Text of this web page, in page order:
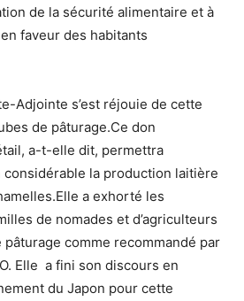
de la sécurité alimentaire et à
faveur des habitants
Adjointe s’est réjouie de cette
de pâturage.Ce don
a-t-elle dit, permettra
considérable la production laitière
a exhorté les
de nomades et d’agriculteurs
pâturage comme recommandé par
Elle a fini son discours en
du Japon pour cette